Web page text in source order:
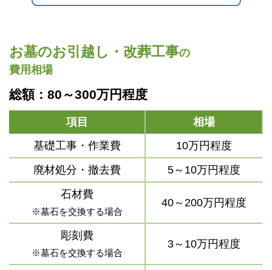
お墓のお引越し・改葬工事の
費用相場
総額：80～300万円程度
項目
相場
基礎工事・作業費
10万円程度
廃材処分・撤去費
5～10万円程度
石材費
※墓石を交換する場合
40～200万円程度
彫刻費
※墓石を交換する場合
3～10万円程度